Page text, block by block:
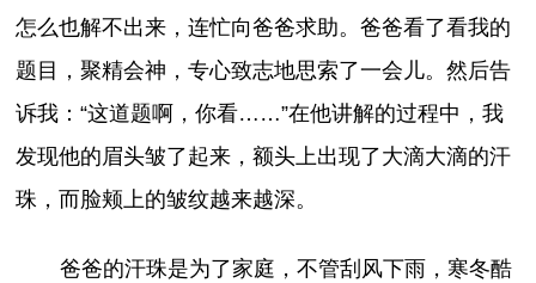
怎么也解不出来，连忙向爸爸求助。爸爸看了看我的
题目，聚精会神，专心致志地思索了一会儿。然后告
诉我：“这道题啊，你看……”在他讲解的过程中，我
发现他的眉头皱了起来，额头上出现了大滴大滴的汗
珠，而脸颊上的皱纹越来越深。
爸爸的汗珠是为了家庭，不管刮风下雨，寒冬酷